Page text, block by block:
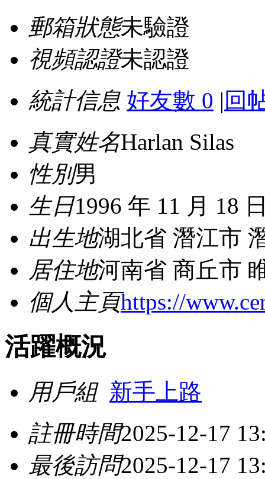
郵箱狀態未驗證
視頻認證未認證
統計信息 好友數 0 | 回
真實姓名Harlan Silas
性別男
生日1996 年 11 月 18
出生地湖北省 潛江市
居住地河南省 商丘市
個人主頁https://
活躍概況
用戶組 新手上路
註冊時間2025-12-17
最後訪問2025-12-17